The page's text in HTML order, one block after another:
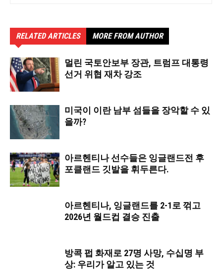
RELATED ARTICLES MORE FROM AUTHOR
멀린 국토안보부 장관, 트럼프 대통령
선거 위협 재차 강조
미국이 이란 남부 섬들을 장악할 수 있
을까?
아르헨티나 선수들은 잉글랜드전 후
포클랜드 깃발을 휘두른다.
아르헨티나, 잉글랜드를 2-1로 꺾고
2026년 월드컵 결승 진출
방콕 펍 화재로 27명 사망, 수십명 부
상: 우리가 알고 있는 것